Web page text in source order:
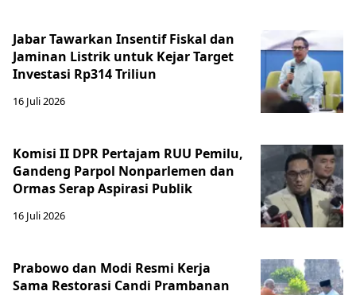
Jabar Tawarkan Insentif Fiskal dan
Jaminan Listrik untuk Kejar Target
Investasi Rp314 Triliun
16 Juli 2026
Komisi II DPR Pertajam RUU Pemilu,
Gandeng Parpol Nonparlemen dan
Ormas Serap Aspirasi Publik
16 Juli 2026
Prabowo dan Modi Resmi Kerja
Sama Restorasi Candi Prambanan